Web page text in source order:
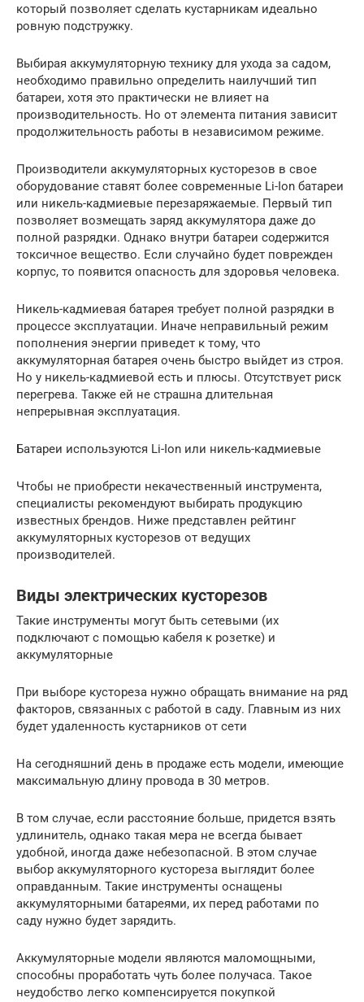
который позволяет сделать кустарникам идеально
ровную подстружку.
Выбирая аккумуляторную технику для ухода за садом,
необходимо правильно определить наилучший тип
батареи, хотя это практически не влияет на
производительность. Но от элемента питания зависит
продолжительность работы в независимом режиме.
Производители аккумуляторных кусторезов в свое
оборудование ставят более современные Li-Ion батареи
или никель-кадмиевые перезаряжаемые. Первый тип
позволяет возмещать заряд аккумулятора даже до
полной разрядки. Однако внутри батареи содержится
токсичное вещество. Если случайно будет поврежден
корпус, то появится опасность для здоровья человека.
Никель-кадмиевая батарея требует полной разрядки в
процессе эксплуатации. Иначе неправильный режим
пополнения энергии приведет к тому, что
аккумуляторная батарея очень быстро выйдет из строя.
Но у никель-кадмиевой есть и плюсы. Отсутствует риск
перегрева. Также ей не страшна длительная
непрерывная эксплуатация.
Батареи используются Li-Ion или никель-кадмиевые
Чтобы не приобрести некачественный инструмента,
специалисты рекомендуют выбирать продукцию
известных брендов. Ниже представлен рейтинг
аккумуляторных кусторезов от ведущих
производителей.
Виды электрических кусторезов
Такие инструменты могут быть сетевыми (их
подключают с помощью кабеля к розетке) и
аккумуляторные
При выборе кустореза нужно обращать внимание на ряд
факторов, связанных с работой в саду. Главным из них
будет удаленность кустарников от сети
На сегодняшний день в продаже есть модели, имеющие
максимальную длину провода в 30 метров.
В том случае, если расстояние больше, придется взять
удлинитель, однако такая мера не всегда бывает
удобной, иногда даже небезопасной. В этом случае
выбор аккумуляторного кустореза выглядит более
оправданным. Такие инструменты оснащены
аккумуляторными батареями, их перед работами по
саду нужно будет зарядить.
Аккумуляторные модели являются маломощными,
способны проработать чуть более получаса. Такое
неудобство легко компенсируется покупкой